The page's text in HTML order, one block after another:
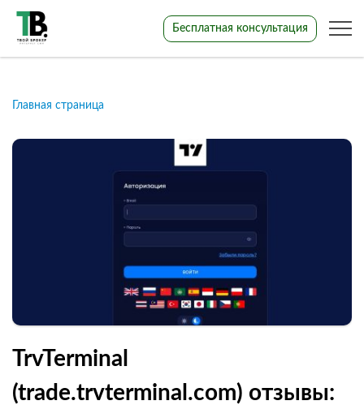
Бесплатная консультация
Главная страница
TrvTerminal
(trade.trvterminal.com) отзывы: